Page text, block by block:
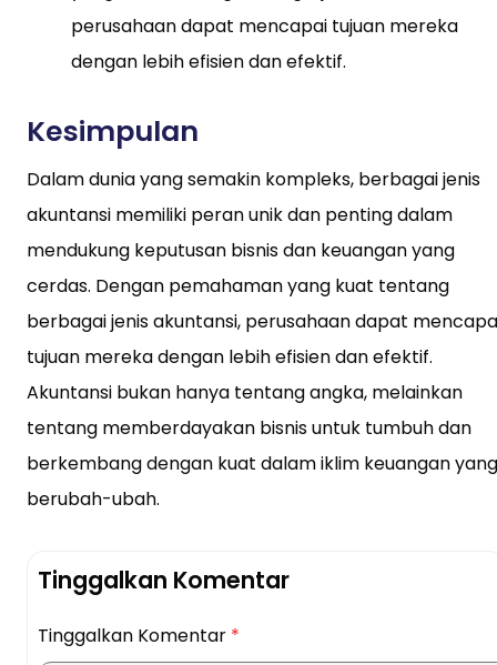
perusahaan dapat mencapai tujuan mereka
dengan lebih efisien dan efektif.
Kesimpulan
Dalam dunia yang semakin kompleks, berbagai jenis
akuntansi memiliki peran unik dan penting dalam
mendukung keputusan bisnis dan keuangan yang
cerdas. Dengan pemahaman yang kuat tentang
berbagai jenis akuntansi, perusahaan dapat
tujuan mereka dengan lebih efisien dan efektif.
Akuntansi bukan hanya tentang angka, melainkan
tentang memberdayakan bisnis untuk tumbuh dan
berkembang dengan kuat dalam iklim keuangan yang
berubah-ubah.
Tinggalkan Komentar
Tinggalkan Komentar *